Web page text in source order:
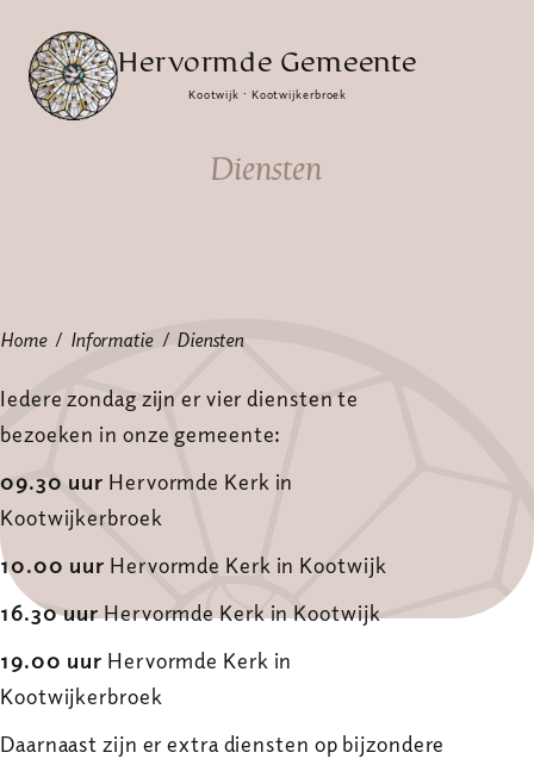
Hervormde Gemeente
Kootwijk · Kootwijkerbroek
Diensten
Home Informatie Diensten
Iedere zondag zijn er vier diensten te
bezoeken in onze gemeente:
09.30 uur Hervormde Kerk in
Kootwijkerbroek
10.00 uur Hervormde Kerk in Kootwijk
16.30 uurHervormde Kerk in Kootwijk
19.00 uur Hervormde Kerk in
Kootwijkerbroek
Daarnaast zijn er extra diensten op bijzondere